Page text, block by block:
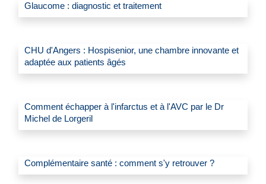
Glaucome : diagnostic et traitement
CHU d'Angers : Hospisenior, une chambre innovante et
adaptée aux patients âgés
Comment échapper à l'infarctus et à l'AVC par le Dr
Michel de Lorgeril
Complémentaire santé : comment s'y retrouver ?